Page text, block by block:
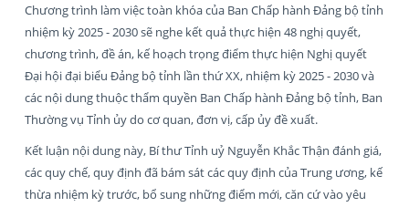
Chương trình làm việc toàn khóa của Ban Chấp hành Đảng bộ tỉnh
nhiệm kỳ 2025 - 2030 sẽ nghe kết quả thực hiện 48 nghị quyết,
chương trình, đề án, kế hoạch trọng điểm thực hiện Nghị quyết
Đại hội đại biểu Đảng bộ tỉnh lần thứ XX, nhiệm kỳ 2025 - 2030 và
các nội dung thuộc thẩm quyền Ban Chấp hành Đảng bộ tỉnh, Ban
Thường vụ Tỉnh ủy do cơ quan, đơn vị, cấp ủy đề xuất.
Kết luận nội dung này, Bí thư Tỉnh uỷ Nguyễn Khắc Thận đánh giá,
các quy chế, quy định đã bám sát các quy định của Trung ương, kế
thừa nhiệm kỳ trước, bổ sung những điểm mới, căn cứ vào yêu